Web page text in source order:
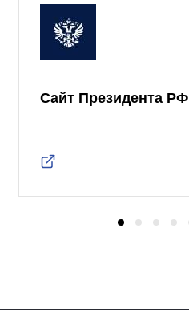
Сайт Президента РФ